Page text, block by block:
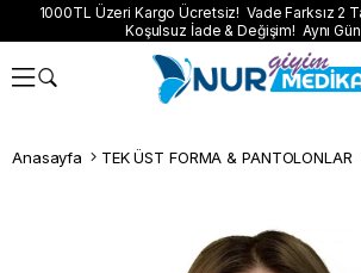
1000TL Üzeri Kargo Ücretsiz! Vade Farksız 2
Koşulsuz İade & Değişim! Aynı
Anasayfa TEK ÜST FORMA & PANTOLONLAR